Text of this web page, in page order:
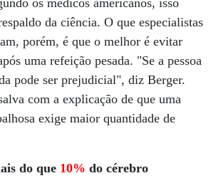
os médicos americanos, isso
da ciência. O que especialistas
porém, é que o melhor é evitar
uma refeição pesada. "Se a pessoa
pode ser prejudicial", diz Berger.
com a explicação de que uma
exige maior quantidade de
do que 10% do cérebro